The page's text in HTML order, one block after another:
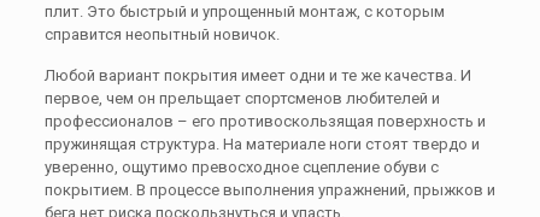
плит. Это быстрый и упрощенный монтаж, с которым
справится неопытный новичок.
Любой вариант покрытия имеет одни и те же качества. И
первое, чем он прельщает спортсменов любителей и
профессионалов – его противоскользящая поверхность и
пружинящая структура. На материале ноги стоят твердо и
уверенно, ощутимо превосходное сцепление обуви с
покрытием. В процессе выполнения упражнений, прыжков и
бега нет риска поскользнуться и упасть.